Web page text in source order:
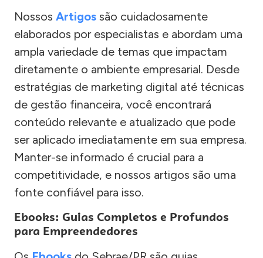
Nossos Artigos são cuidadosamente
elaborados por especialistas e abordam uma
ampla variedade de temas que impactam
diretamente o ambiente empresarial. Desde
estratégias de marketing digital até técnicas
de gestão financeira, você encontrará
conteúdo relevante e atualizado que pode
ser aplicado imediatamente em sua empresa.
Manter-se informado é crucial para a
competitividade, e nossos artigos são uma
fonte confiável para isso.
Ebooks: Guias Completos e Profundos
para Empreendedores